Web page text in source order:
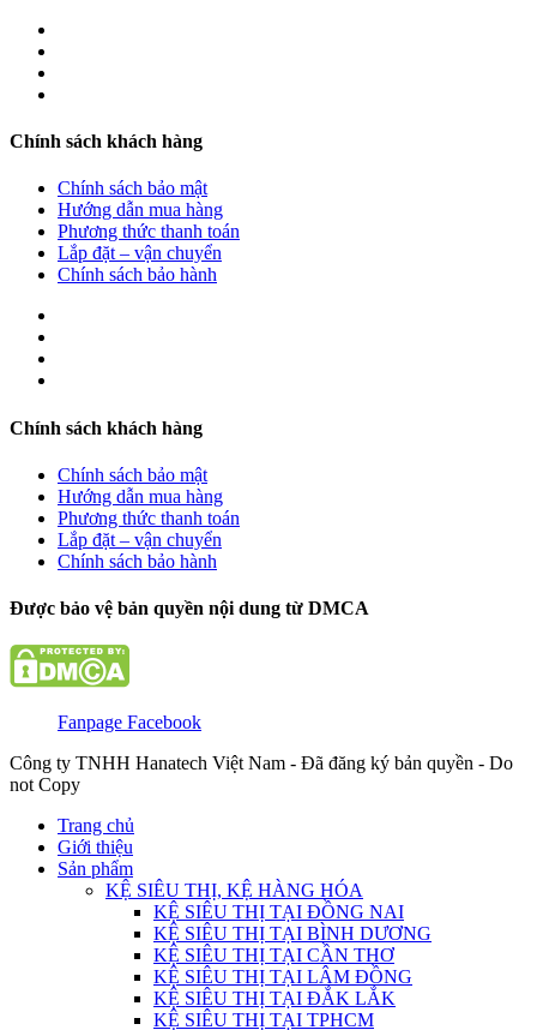
Chính sách khách hàng
Chính sách bảo mật
Hướng dẫn mua hàng
Phương thức thanh toán
Lắp đặt – vận chuyển
Chính sách bảo hành
Chính sách khách hàng
Chính sách bảo mật
Hướng dẫn mua hàng
Phương thức thanh toán
Lắp đặt – vận chuyển
Chính sách bảo hành
Được bảo vệ bản quyền nội dung từ DMCA
Fanpage Facebook
Công ty TNHH Hanatech Việt Nam - Đã đăng ký bản quyền - Do
not Copy
Trang chủ
Giới thiệu
Sản phẩm
KỆ SIÊU THỊ, KỆ HÀNG HÓA
KỆ SIÊU THỊ TẠI ĐỒNG NAI
KỆ SIÊU THỊ TẠI BÌNH DƯƠNG
KỆ SIÊU THỊ TẠI CẦN THƠ
KỆ SIÊU THỊ TẠI LÂM ĐỒNG
KỆ SIÊU THỊ TẠI ĐẮK LẮK
KỆ SIÊU THỊ TẠI TPHCM